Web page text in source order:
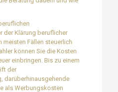
der Klärung beruflicher
meisten Fällen steuerlich
können Sie die Kosten
einbringen. Bis zu einem
der
darüberhinausgehende
als Werbungskosten